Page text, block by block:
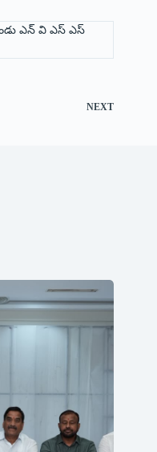
ఎన్ వి ఎస్ ఎస్
NEXT